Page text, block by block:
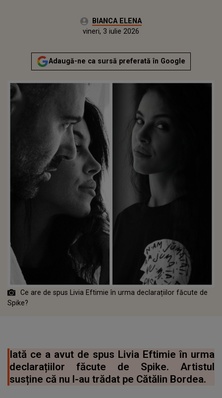
Autor:BIANCA ELENA
Publicat:
vineri, 3 iulie 2026
Adaugă-ne ca sursă preferată în Google
Ce are de spus Livia Eftimie în urma declarațiilor făcute de
Spike?
Iată ce a avut de spus Livia Eftimie în urma
declarațiilor făcute de Spike. Artistul
susține că nu l-au trădat pe Cătălin Bordea.